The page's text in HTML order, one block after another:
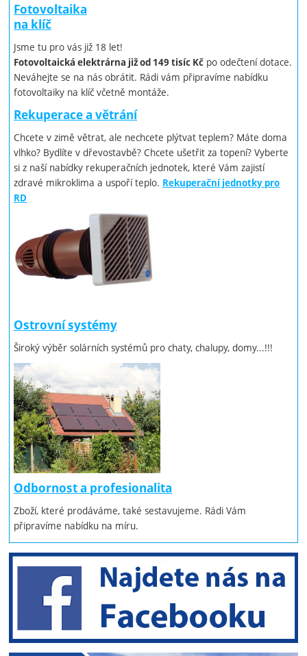
Fotovoltaika
na klíč
Jsme tu pro vás již 18 let!
Fotovoltaická elektrárna již od 149 tisíc Kč po odečtení dotace.
Neváhejte se na nás obrátit. Rádi vám připravíme nabídku
fotovoltaiky na klíč včetně montáže.
Rekuperace a větrání
Chcete v zimě větrat, ale nechcete plýtvat teplem? Máte doma
vlhko? Bydlíte v dřevostavbě? Chcete ušetřit za topení? Vyberte
si z naší nabídky rekuperačních jednotek, které Vám zajistí
zdravé mikroklima a uspoří teplo. Rekuperační jednotky pro
RD
Ostrovní systémy
Široký výběr solárních systémů pro chaty, chalupy, domy...!!!
Odbornost a profesionalita
Zboží, které prodáváme, také sestavujeme. Rádi Vám
připravíme nabídku na míru.